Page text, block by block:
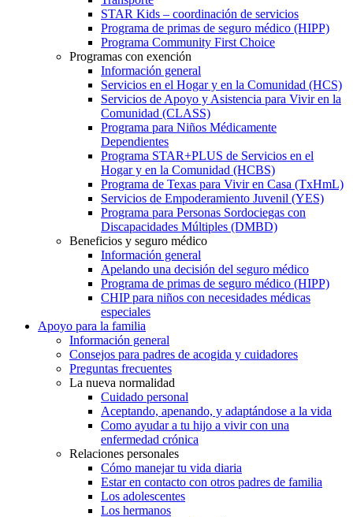
STAR Kids – coordinación de servicios
Programa de primas de seguro médico (HIPP)
Programa Community First Choice
Programas con exención
Información general
Servicios en el Hogar y en la Comunidad (HCS)
Servicios de Apoyo y Asistencia para Vivir en la
Comunidad (CLASS)
Programa para Niños Médicamente
Dependientes
Programa STAR+PLUS de Servicios en el
Hogar y en la Comunidad (HCBS)
Programa de Texas para Vivir en Casa (TxHmL)
Servicios de Empoderamiento Juvenil (YES)
Programa para Personas Sordociegas con
Discapacidades Múltiples (DMBD)
Beneficios y seguro médico
Información general
Apelando una decisión del seguro médico
Programa de primas de seguro médico (HIPP)
CHIP para niños con necesidades médicas
especiales
Apoyo para la familia
Información general
Consejos para padres de acogida y cuidadores
Preguntas frecuentes
La nueva normalidad
Cuidado personal
Aceptando, apenando, y adaptándose a la vida
Como ayudar a tu hijo a vivir con una
enfermedad crónica
Relaciones personales
Cómo manejar tu vida diaria
Estar en contacto con otros padres de familia
Los adolescentes
Los hermanos